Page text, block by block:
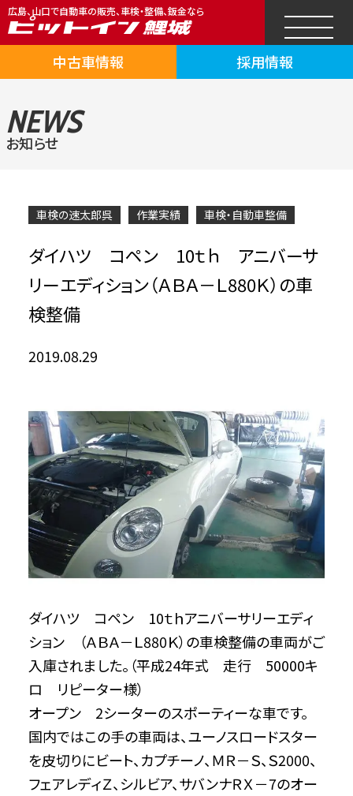
広島、山口で自動車の販売、車検・整備、鈑金なら
中古車情報 採用情報
NEWS
お知らせ
車検の速太郎呉 作業実績 車検・自動車整備
ダイハツ コペン 10ｔｈ アニバーサ
リーエディション（ＡＢＡ－Ｌ880Ｋ）の車
検整備
2019.08.29
ダイハツ コペン 10ｔｈアニバーサリーエディ
ション （ＡＢＡ－Ｌ880Ｋ）の車検整備の車両がご
入庫されました。（平成24年式 走行 50000キ
ロ リピーター様）
オープン 2シーターのスポーティーな車です。
国内ではこの手の車両は、ユーノスロードスター
を皮切りにビート、カプチーノ、ＭＲ－Ｓ、Ｓ2000、
フェアレディＺ、シルビア、サバンナＲＸ－7のオー